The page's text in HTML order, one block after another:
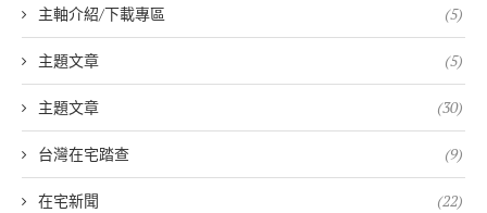
主軸介紹/下載專區 (5)
主題文章 (5)
主題文章 (30)
台灣在宅踏查 (9)
在宅新聞 (22)